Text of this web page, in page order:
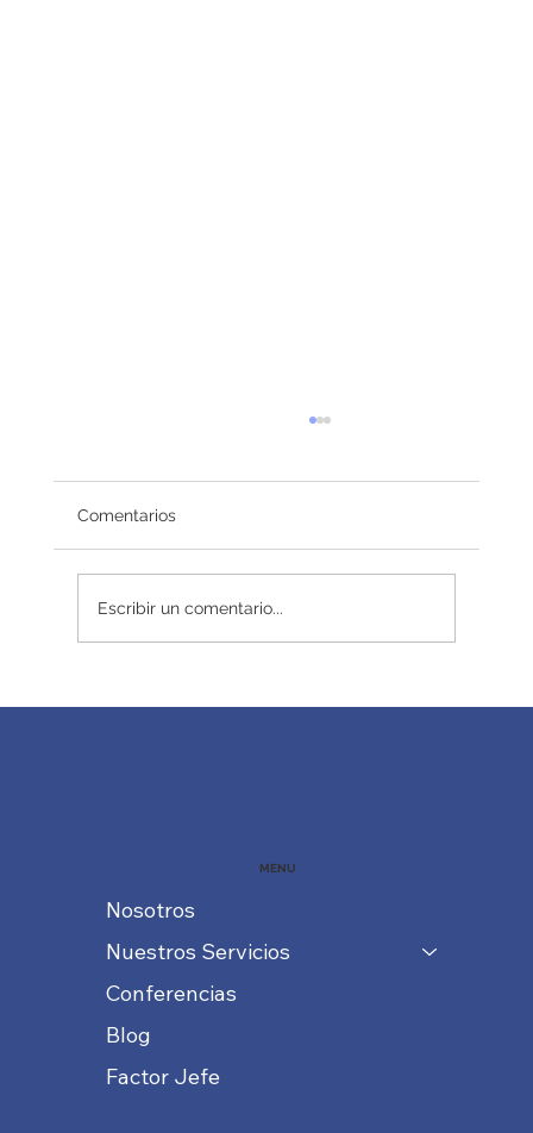
Comentarios
Escribir un comentario...
MENU
Nosotros
Nuestros Servicios
Conferencias
Blog
Factor Jefe